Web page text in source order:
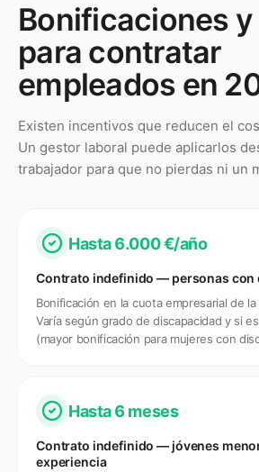
Bonificaciones
para contratar
empleados en
Existen incentivos que reducen el
Un gestor laboral puede aplicarlos
trabajador para que no pierdas ni un
Hasta 6.000 €/año
Contrato indefinido — personas con
Bonificación en la cuota empresarial de la
Varía según grado de discapacidad y si
(mayor bonificación para mujeres con
Hasta 6 meses
Contrato indefinido — jóvenes
experiencia